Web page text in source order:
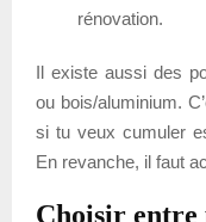
rénovation.
Il existe aussi des
ou bois/aluminium.
si tu veux cumuler
En revanche, il faut
Choisir entre